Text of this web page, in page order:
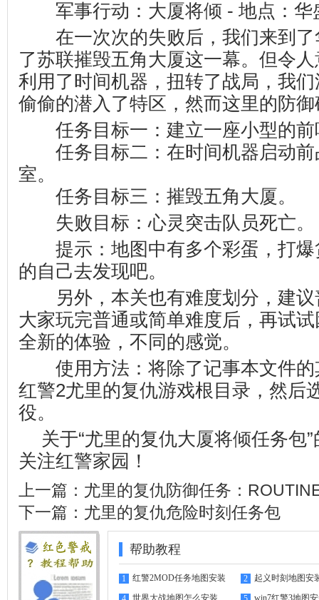
军事行动：大厦将倾 - 地点：华
在一次次的失败后，我们来到了
了苏联摧毁五角大厦这一幕。但令
利用了时间机器，扭转了战局，我
偷偷的潜入了特区，然而这里的防
任务目标一：建立一座小型的前
任务目标二：在时间机器启动前
室。
任务目标三：摧毁五角大厦。
失败目标：心灵突击队员死亡。
提示：地图中有多个彩蛋，打爆
的自己去发现吧。
另外，本关也有难度划分，建议
大家玩完普通或简单难度后，再试
全新的体验，不同的感觉。
使用方法：将除了记事本文件的
红警2尤里的复仇游戏根目录，然后
役。
关于“尤里的复仇大厦将倾任务包
关注红警家园 ！
上一篇： 尤里的复仇防御任务：
下一篇： 尤里的复仇危险时刻任务包
帮助教程
1
红警2MOD任务地图安装
指南
2 起义时刻地图安
世界大战地图怎么安装 win7红警3地图